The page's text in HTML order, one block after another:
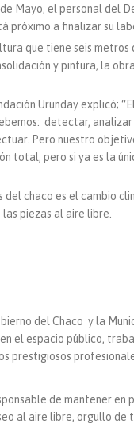
Mayo, el personal del
próximo a finalizar su
que tiene seis
y pintura, la
Urunday explicó;
detectar,
Pero nuestro
total, pero si ya es la
del chaco es el cambio
piezas al aire libre.
del Chaco y la
el espacio público,
prestigiosos
de mantener en
al aire libre, orgullo